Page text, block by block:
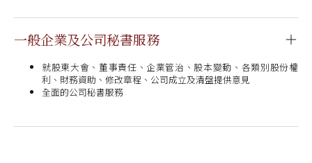
一般企業及公司秘書服務
就股東大會、董事責任、企業管治、股本變動、各類別股份權
利、財務資助、修改章程、公司成立及清盤提供意見
全面的公司秘書服務